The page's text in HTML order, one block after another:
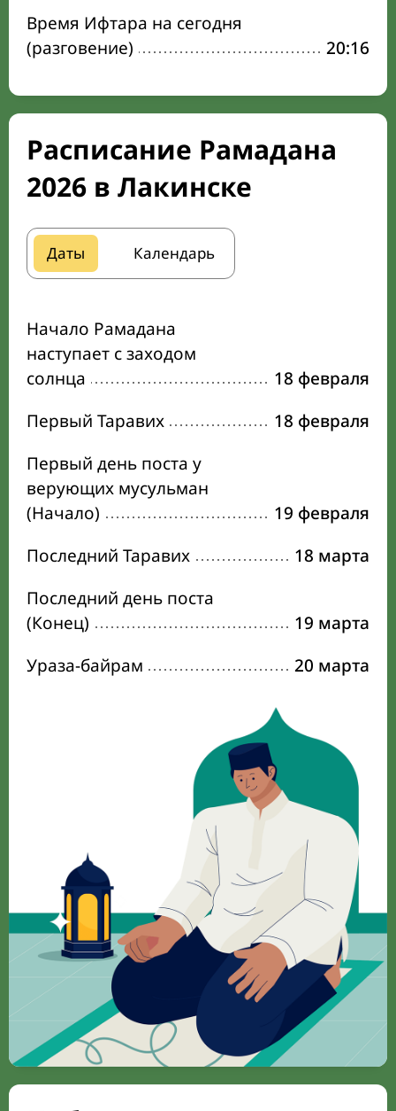
Время Ифтара на сегодня
(разговение)
20:16
Расписание Рамадана
2026 в Лакинске
Даты Календарь
Начало Рамадана
наступает с заходом
солнца
18 февраля
Первый Таравих
18 февраля
Первый день поста у
верующих мусульман
(Начало)
19 февраля
Последний Таравих
18 марта
Последний день поста
(Конец)
19 марта
Ураза-байрам
20 марта